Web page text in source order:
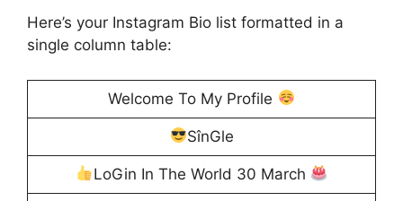
Here’s your Instagram Bio list formatted in a
single column table:
Welcome To My Profile
SînGle
LoGin In The World 30 March